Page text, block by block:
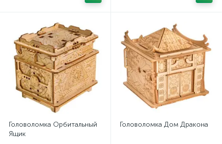
Головоломка Орбитальный
Ящик
Головоломка Дом Дракона